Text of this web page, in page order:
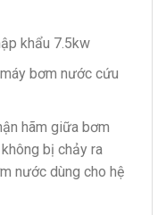
khẩu 7.5kw
bơm nước cứu
hãm giữa bơm
bị chảy ra
nước dùng cho hệ